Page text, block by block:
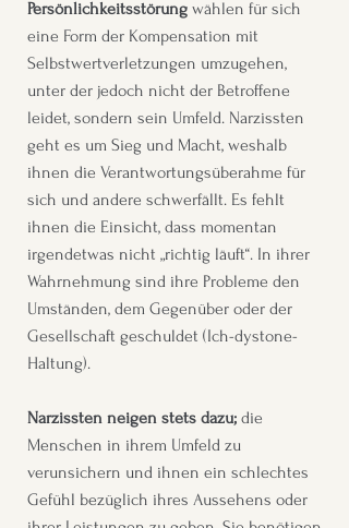
Persönlichkeitsstörung wählen für sich
eine Form der Kompensation mit
Selbstwertverletzungen umzugehen,
unter der jedoch nicht der Betroffene
leidet, sondern sein Umfeld. Narzissten
geht es um Sieg und Macht, weshalb
ihnen die Verantwortungsüberahme für
sich und andere schwerfällt. Es fehlt
ihnen die Einsicht, dass momentan
irgendetwas nicht „richtig läuft“. In ihrer
Wahrnehmung sind ihre Probleme den
Umständen, dem Gegenüber oder der
Gesellschaft geschuldet (Ich-dystone-
Haltung).
Narzissten neigen stets dazu; die
Menschen in ihrem Umfeld zu
verunsichern und ihnen ein schlechtes
Gefühl bezüglich ihres Aussehens oder